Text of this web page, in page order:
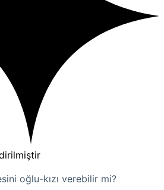
oğlu-kızı verebilir mi?